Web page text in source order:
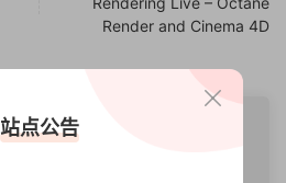
Render and Cinema 4D
粒子/特效插件
站点公告